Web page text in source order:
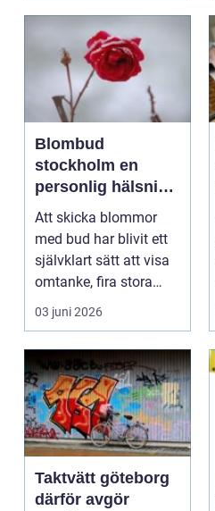
Blombud
stockholm en
personlig hälsning
med blommor
Att skicka blommor
med bud har blivit ett
självklart sätt att visa
omtanke, fira stora
stunder och s...
03 juni 2026
Taktvätt göteborg
därför avgör